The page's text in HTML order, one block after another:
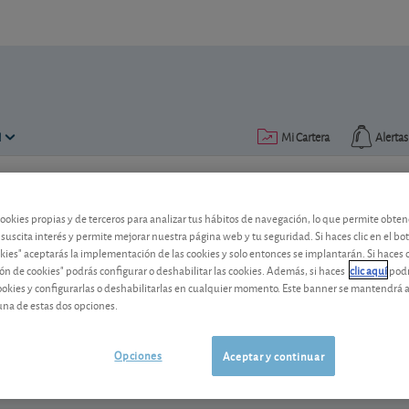
Alertas
Mi Cartera
1 min.
Sentencia favorable para
hidráulico
El Gobierno tendrá que abonar 1.900
propias y de terceros para analizar tus hábitos de navegación, lo que permite
interés y permite mejorar nuestra página web y tu seguridad. Si haces clic en el
aceptarás la implementación de las cookies y solo entonces se implantarán. Si haces
de cookies" podrás configurar o deshabilitar las cookies. Además, si haces clic aquí
y configurarlas o deshabilitarlas en cualquier momento. Este banner se mantendrá
de estas dos opciones.
Aceptar y continuar
Opciones